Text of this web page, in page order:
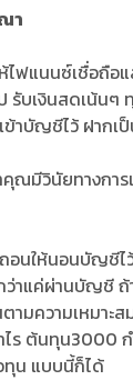
า
ไฟแนนซ์เชื่อถือ
รับเงินสดเน้นๆ
าบัญชีไว้ ฝากเ
ณมีวินัยทางการ
นให้นอนบัญชีไ
ว่าแค่ผ่านบัญชี ถ้
ามความเหมาะ
ไร ต้นทุน3000
น แบบนี้ก็ได้